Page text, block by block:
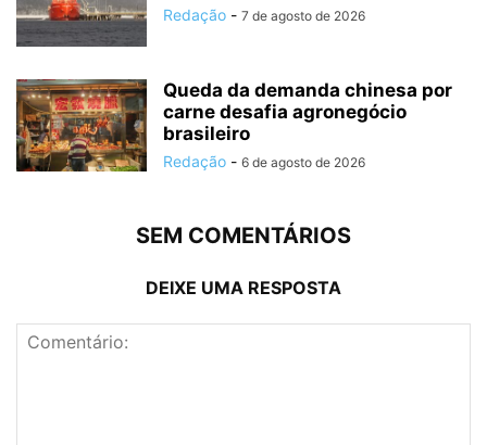
Redação - 7 de agosto de 2026
Queda da demanda chinesa por
carne desafia agronegócio
brasileiro
Redação - 6 de agosto de 2026
SEM COMENTÁRIOS
DEIXE UMA RESPOSTA